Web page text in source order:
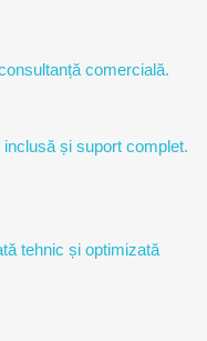
comercială.
și suport complet.
tehnic și optimizată